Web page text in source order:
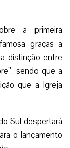
a primeira
graças a
distinção entre
sendo que a
que a Igreja
Sul despertará
o lançamento